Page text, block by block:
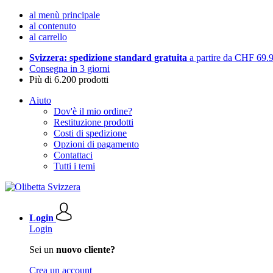
al menù principale
al contenuto
al carrello
Svizzera: spedizione standard gratuita a partire da CHF
Consegna in 3 giorni
Più di 6.200 prodotti
Aiuto
Dov'è il mio ordine?
Restituzione prodotti
Costi di spedizione
Opzioni di pagamento
Contattaci
Tutti i temi
Login
Login
Sei un nuovo cliente?
Crea un account